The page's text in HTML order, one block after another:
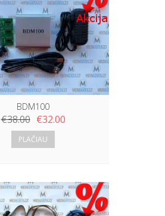
BDM100
€38.00 €32.00
PLAČIAU